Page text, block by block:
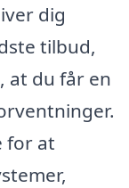
dig
tilbud,
at du får en
for at